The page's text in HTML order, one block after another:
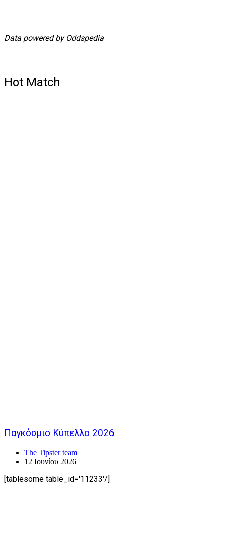
Data powered by Oddspedia
Hot Match
Παγκόσμιο Κύπελλο 2026
The Tipster team
12 Ιουνίου 2026
[tablesome table_id='11233'/]